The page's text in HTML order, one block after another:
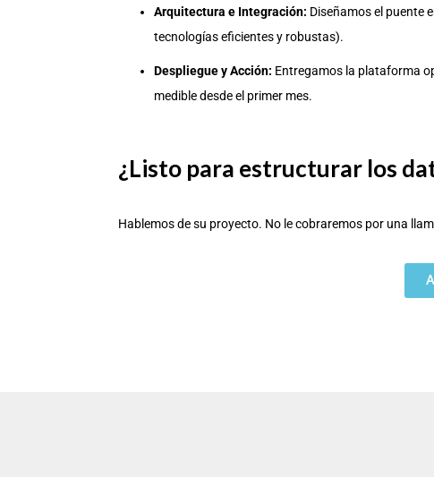
Arquitectura e Integración: Diseñamos el puente
tecnologías eficientes y robustas).
Despliegue y Acción: Entregamos la plataforma
medible desde el primer mes.
¿Listo para estructurar los
Hablemos de su proyecto. No le cobraremos por una